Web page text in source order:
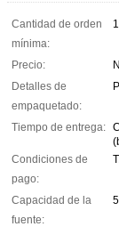
Cantidad de orden
mínima:
Precio:
Detalles de
empaquetado:
Tiempo de entrega:
Condiciones de
pago:
Capacidad de la
fuente: